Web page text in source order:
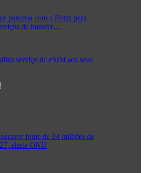
parceria com a Hertz para
de transfer…
serviço de eSIM aos seus
fome de 24 milhões de
alerta ONU